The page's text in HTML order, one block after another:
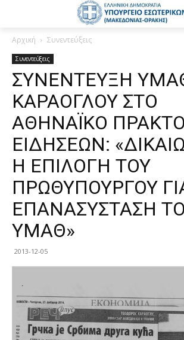
Αρχική Συνεντεύξεις
Συνεντεύξεις
ΣΥΝΕΝΤΕΥΞΗ
ΚΑΡΑΟΓΛΟΥ ΣΤΟ
ΑΘΗΝΑΪΚΟ
ΕΙΔΗΣΕΩΝ:
Η ΕΠΙΛΟΓΗ ΤΟΥ
ΠΡΩΘΥΠΟΥΡΓΟΥ
ΕΠΑΝΑΣΥΣΤΑΣΗ
ΥΜΑΘ»
2013-12-05